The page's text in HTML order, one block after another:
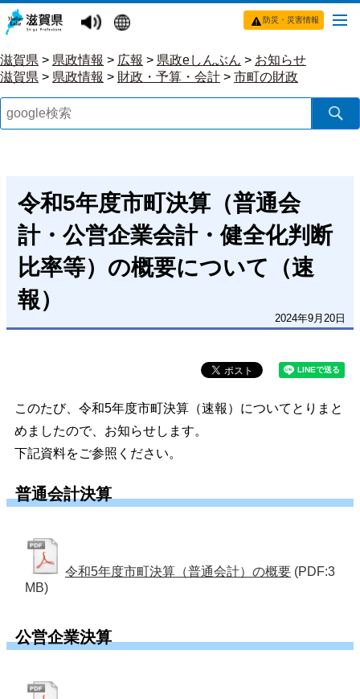
防災・災害情報
滋賀県 > 県政情報 > 広報 > 県政eしんぶん > お知らせ
滋賀県 > 県政情報 > 財政・予算・会計 > 市町の財政
令和5年度市町決算（普通会
計・公営企業会計・健全化判断
比率等）の概要について（速
報）
2024年9月20日
このたび、令和5年度市町決算（速報）についてとりまと
めましたので、お知らせします。
下記資料をご参照ください。
普通会計決算
令和5年度市町決算（普通会計）の概要 (PDF:3
MB)
公営企業決算